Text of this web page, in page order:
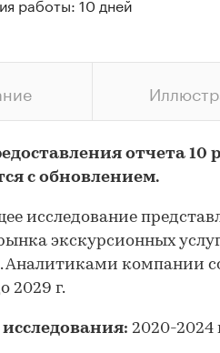
отчета 10
с обновлением.
исследование
экскурсионных
Аналитиками компании
2029 г.
2020-2024